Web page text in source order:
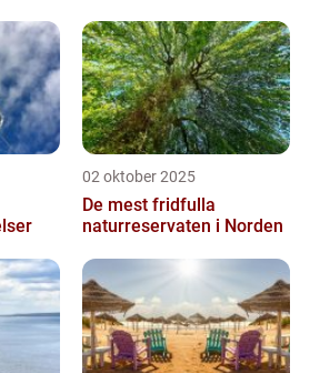
02 oktober 2025
De mest fridfulla
naturreservaten i Norden